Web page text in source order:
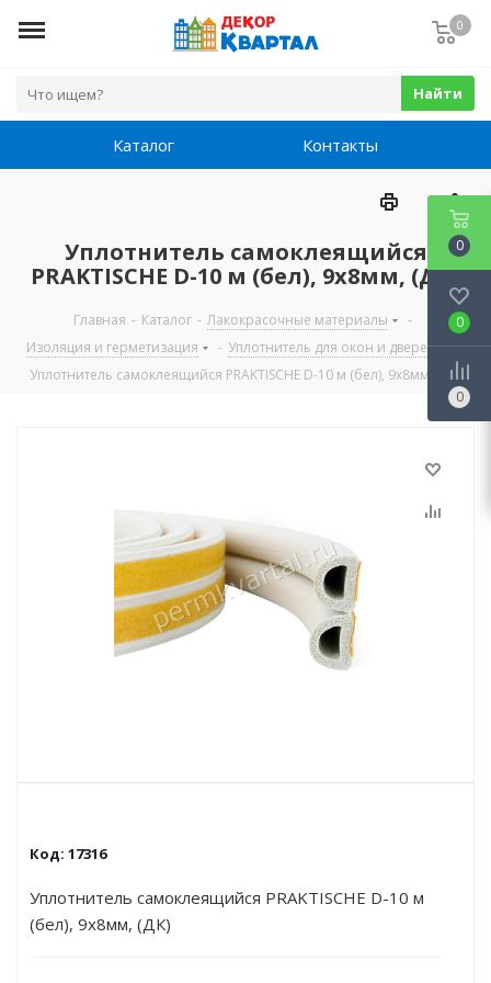
0
Найти
Каталог Контакты
Уплотнитель самоклеящийся
PRAKTISCHE D-10 м (бел), 9х8мм, (ДК)
Главная - Каталог - Лакокрасочные материалы
-
Изоляция и герметизация
- Уплотнитель для окон и дверей
-
Уплотнитель самоклеящийся PRAKTISCHE D-10 м (бел), 9х8мм, (ДК)
Код: 17316
Уплотнитель самоклеящийся PRAKTISCHE D-10 м
(бел), 9х8мм, (ДК)
0
0
0